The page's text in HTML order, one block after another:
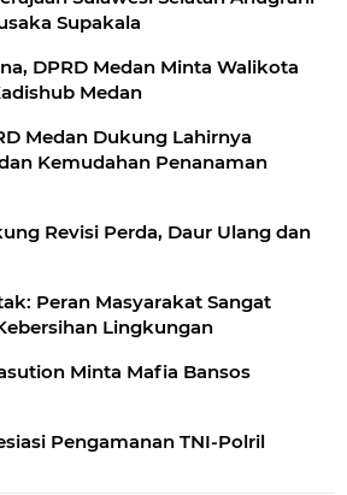
Supakala
DPRD Medan Minta Walikota
Medan
Medan Dukung Lahirnya
Kemudahan Penanaman
Revisi Perda, Daur Ulang dan
Peran Masyarakat Sangat
Lingkungan
Minta Mafia Bansos
Pengamanan TNI-Polril